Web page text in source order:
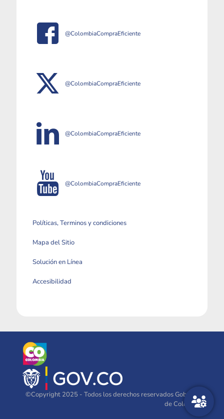
@ColombiaCompraEficiente
@ColombiaCompraEficiente
@ColombiaCompraEficiente
@ColombiaCompraEficiente
Políticas, Terminos y condiciones
Mapa del Sitio
Solución en Línea
Accesibilidad
©Copyright 2025 - Todos los derechos reservados Gobierno
de Colombia